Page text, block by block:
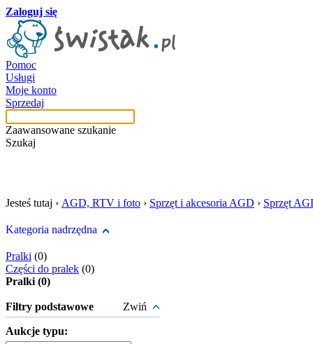
Zaloguj się
Pomoc
Usługi
Moje konto
Sprzedaj
Zaawansowane szukanie
Szukaj
Jesteś tutaj › AGD, RTV i foto › Sprzęt i akcesoria AGD › Sprzęt
Kategoria nadrzędna
Pralki (0)
Części do pralek (0)
Pralki (0)
Filtry podstawowe Zwiń
Aukcje typu: